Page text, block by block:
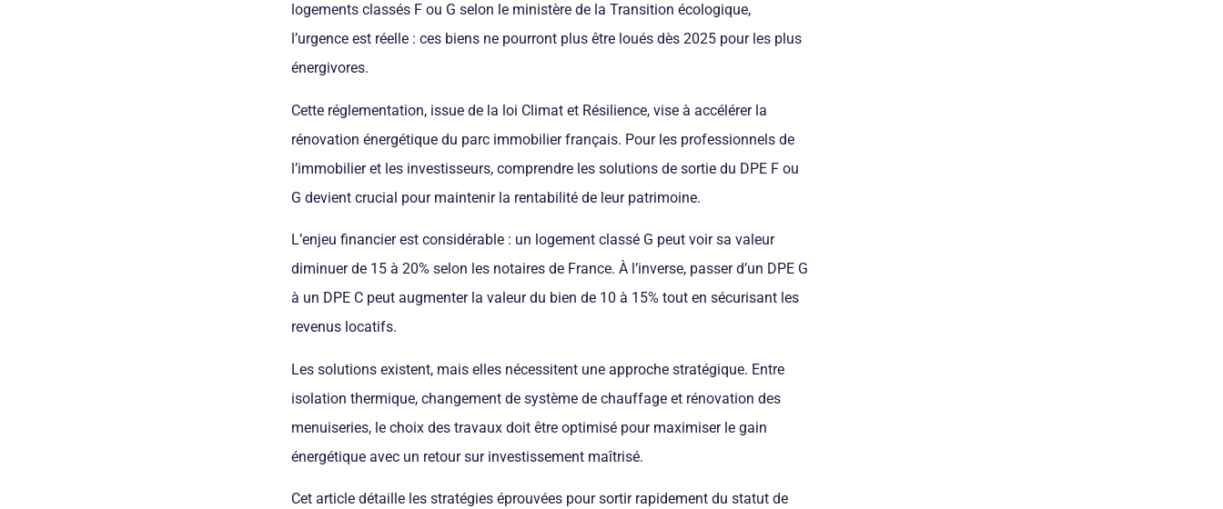
logements classés F ou G selon le ministère de la Transition écologique,
l’urgence est réelle : ces biens ne pourront plus être loués dès 2025 pour les plus
énergivores.
Cette réglementation, issue de la loi Climat et Résilience, vise à accélérer la
rénovation énergétique du parc immobilier français. Pour les professionnels de
l’immobilier et les investisseurs, comprendre les solutions de sortie du DPE F ou
G devient crucial pour maintenir la rentabilité de leur patrimoine.
L’enjeu financier est considérable : un logement classé G peut voir sa valeur
diminuer de 15 à 20% selon les notaires de France. À l’inverse, passer d’un DPE G
à un DPE C peut augmenter la valeur du bien de 10 à 15% tout en sécurisant les
revenus locatifs.
Les solutions existent, mais elles nécessitent une approche stratégique. Entre
isolation thermique, changement de système de chauffage et rénovation des
menuiseries, le choix des travaux doit être optimisé pour maximiser le gain
énergétique avec un retour sur investissement maîtrisé.
Cet article détaille les stratégies éprouvées pour sortir rapidement du statut de